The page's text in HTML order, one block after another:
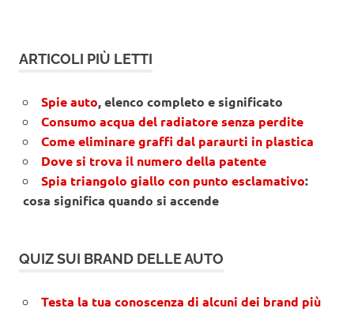
ARTICOLI PIÙ LETTI
Spie auto, elenco completo e significato
Consumo acqua del radiatore senza perdite
Come eliminare graffi dal paraurti in plastica
Dove si trova il numero della patente
Spia triangolo giallo con punto esclamativo:
cosa significa quando si accende
QUIZ SUI BRAND DELLE AUTO
Testa la tua conoscenza di alcuni dei brand più